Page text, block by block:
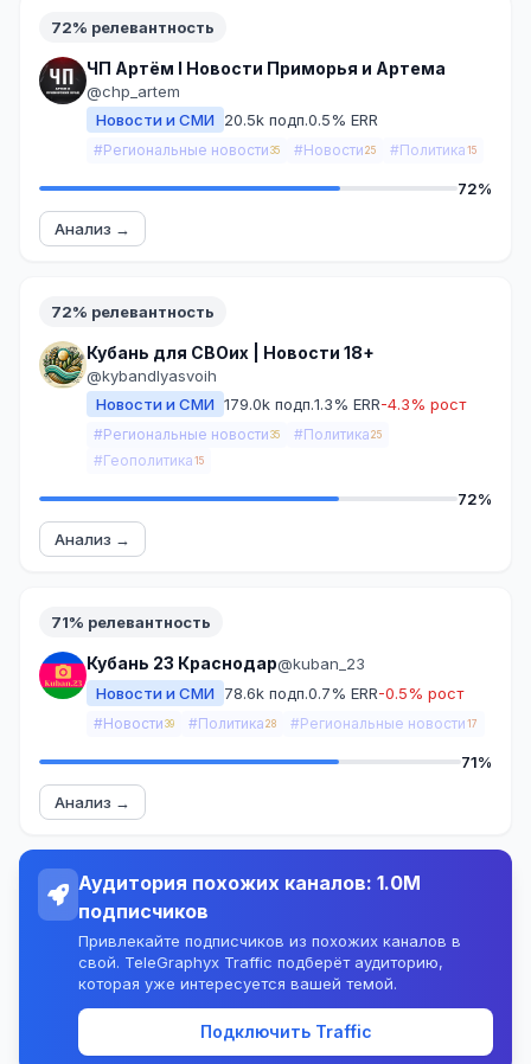
72% релевантность
ЧП Артём l Новости Приморья и Артема
@chp_artem
Новости и СМИ
20.5k подп.0.5% ERR
#Региональные новости 35 #Новости 25 #Политика 15
72%
Анализ →
72% релевантность
Кубань для СВОих | Новости 18+
@kybandlyasvoih
Новости и СМИ 179.0k подп.1.3% ERR-4.3% рост
#Региональные новости 35 #Политика 25
#Геополитика 15
72%
Анализ →
71% релевантность
Кубань 23 Краснодар@kuban_23
Новости и СМИ
78.6k подп.0.7% ERR-0.5% рост
#Новости 39 #Политика 28 #Региональные новости 17
71%
Анализ →
Аудитория похожих каналов: 1.0M
подписчиков
Привлекайте подписчиков из похожих каналов в
свой. TeleGraphyx Traffic подберёт аудиторию,
которая уже интересуется вашей темой.
Подключить Traffic